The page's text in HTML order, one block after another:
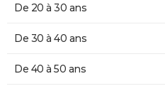
De 20 à 30 ans
De 30 à 40 ans
De 40 à 50 ans